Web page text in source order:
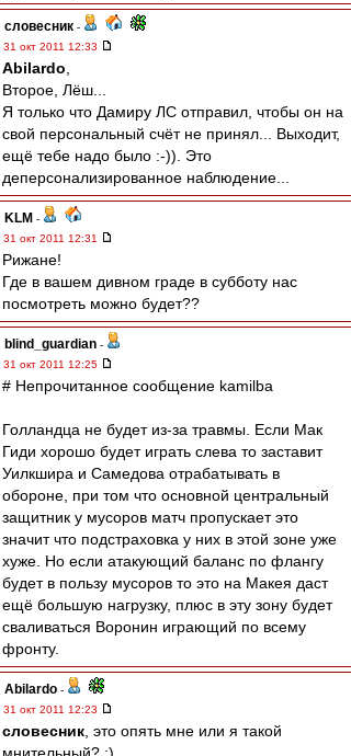
словесник -
31 окт 2011 12:33
Abilardo
Второе, Лёш...
Я только что Дамиру ЛС отправил, чтобы он на
свой персональный счёт не принял... Выходит,
ещё тебе надо было :-)). Это
деперсонализированное наблюдение...
KLM -
31 окт 2011 12:31
Рижане!
Где в вашем дивном граде в субботу нас
посмотреть можно будет??
blind_guardian -
31 окт 2011 12:25
# Непрочитанное сообщение kamilba
Голландца не будет из-за травмы. Если Мак
Гиди хорошо будет играть слева то заставит
Уилкшира и Самедова отрабатывать в
обороне, при том что основной центральный
защитник у мусоров матч пропускает это
значит что подстраховка у них в этой зоне уже
хуже. Но если атакующий баланс по флангу
будет в пользу мусоров то это на Макея даст
ещё большую нагрузку, плюс в эту зону будет
сваливаться Воронин играющий по всему
фронту.
Abilardo -
31 окт 2011 12:23
словесник , это опять мне или я такой